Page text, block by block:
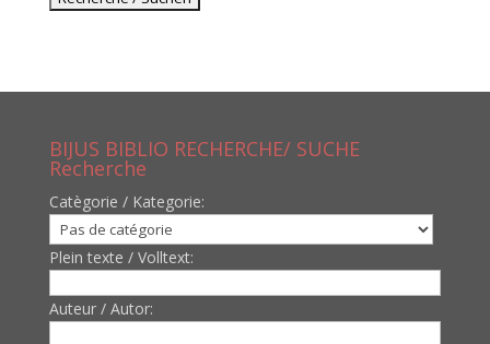
BIJUS BIBLIO RECHERCHE/ SUCHE
Recherche
Catègorie / Kategorie:
Plein texte / Volltext:
Auteur / Autor: